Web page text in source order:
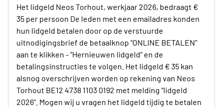
Het lidgeld Neos Torhout, werkjaar 2026, bedraagt €
35 per persoon De leden met een emailadres konden
hun lidgeld betalen door op de verstuurde
uitnodigingsbrief de betaalknop “ONLINE BETALEN”
aan te klikken - “Hernieuwen lidgeld” en de
betalingsinstructies te volgen. Het lidgeld € 35 kan
alsnog overschrijven worden op rekening van Neos
Torhout BE12 4738 1103 0192 met melding “lidgeld
2026”. Mogen wij u vragen het lidgeld tijdig te betalen